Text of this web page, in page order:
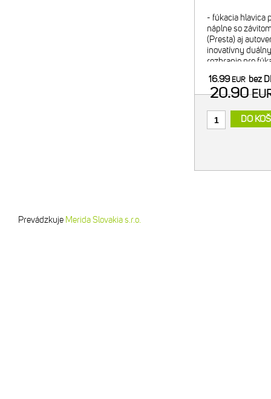
- fúkacia hlavica
náplne so
(Presta) aj
inovatívny
rozhranie pre
- regulácia f
16.99EUR bez
20.90
DO
Prevádzkuje Merida Slovakia s.r.o.